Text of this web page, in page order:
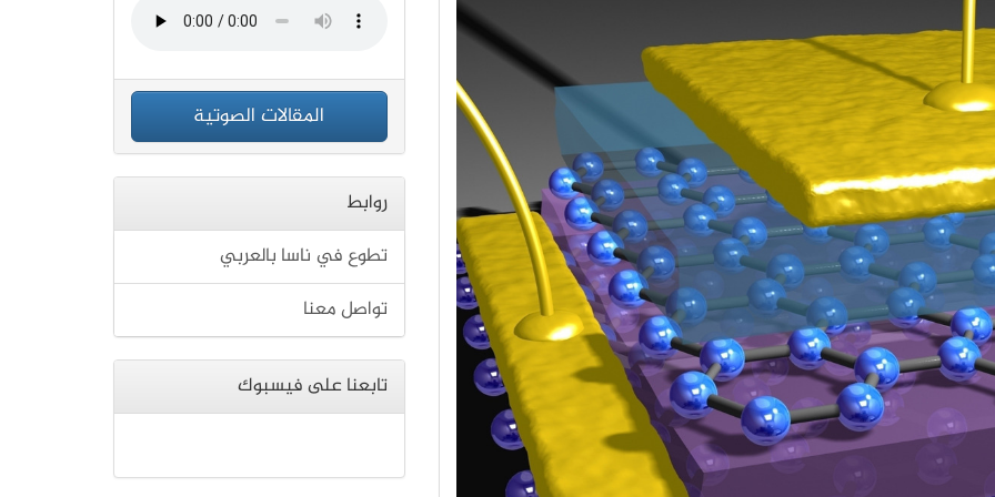
المقالات الصوتية
روابط
تطوع في ناسا بالعربي
تواصل معنا
تابعنا على فيسبوك